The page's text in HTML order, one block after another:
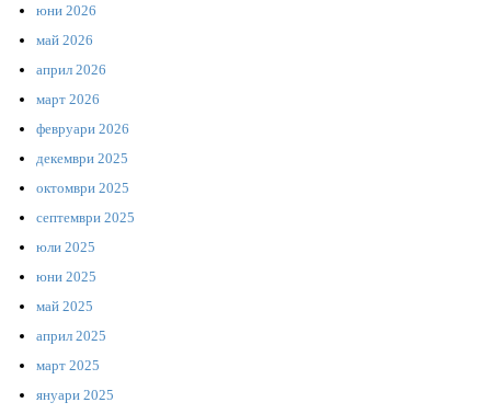
юни 2026
май 2026
април 2026
март 2026
февруари 2026
декември 2025
октомври 2025
септември 2025
юли 2025
юни 2025
май 2025
април 2025
март 2025
януари 2025